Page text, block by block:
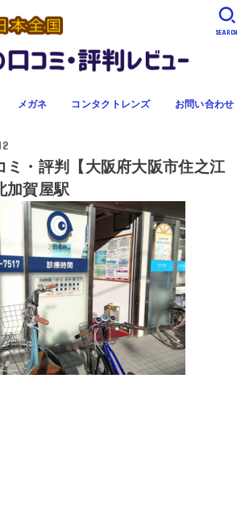
メガネ コンタクトレンズ お問い合わせ
SEARCH
ミ・評判【大阪府大阪市住之江
加賀屋駅